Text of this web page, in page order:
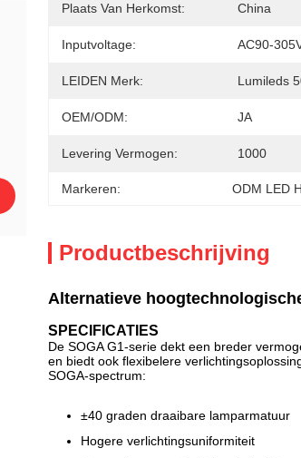
Plaats Van Herkomst: China
Inputvoltage: AC90-
LEIDEN Merk: Lumileds
OEM/ODM: JA
Levering Vermogen: 1000
Markeren: ODM LED
Productbeschrijving
Alternatieve
SPECIFICATIES
De SOGA G1-serie dekt een breder
en biedt ook flexibelere
SOGA-spectrum:
±40 graden draaibare lamparmatuur
Hogere verlichtingsuniformiteit